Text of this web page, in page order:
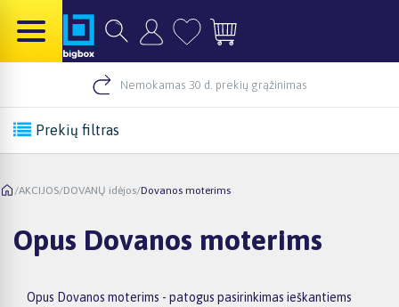
Nemokamas 30 d. prekių grąžinimas
Prekių filtras
/AKCIJOS/DOVANŲ idėjos/Dovanos moterims
Opus Dovanos moterims
Opus Dovanos moterims - patogus pasirinkimas ieškantiems